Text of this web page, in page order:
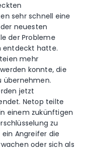
sehr schnell eine
neuesten
der Probleme
entdeckt hatte.
mehr
konnte, die
übernehmen.
jetzt
Netop teilte
einem zukünftigen
zu
Angreifer die
oder sich als